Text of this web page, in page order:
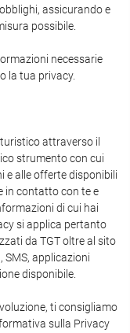
assicurando e
possibile.
necessarie
la tua privacy.
attraverso il
strumento con cui
e alle offerte disponibili
in contatto con te e
di cui hai
si applica pertanto
da TGT oltre al sito
SMS, applicazioni
disponibile.
ti consigliamo
sulla Privacy